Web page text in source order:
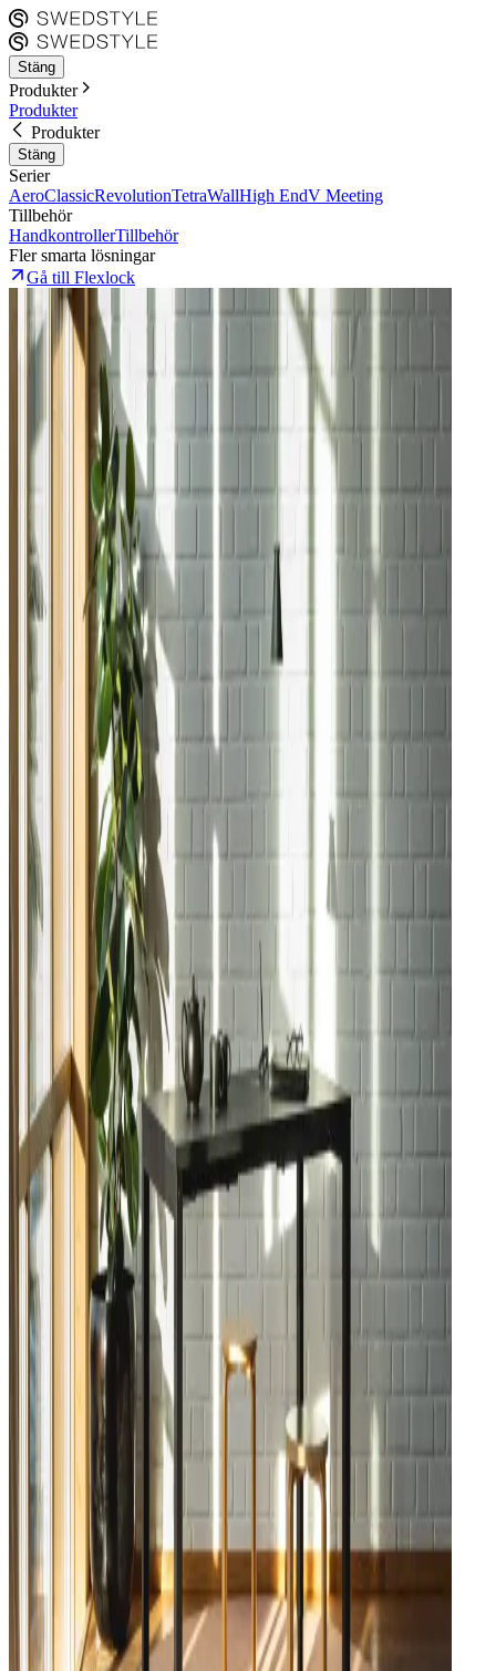
Stäng
Produkter
Produkter
Produkter
Stäng
Serier
AeroClassicRevolutionTetraWallHigh EndV Meeting
Tillbehör
HandkontrollerTillbehör
Fler smarta lösningar
Gå till Flexlock